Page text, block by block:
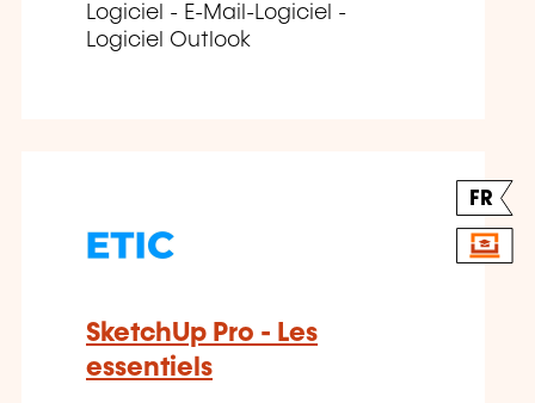
Logiciel - E-Mail-Logiciel -
Logiciel Outlook
FR
SketchUp Pro - Les
essentiels